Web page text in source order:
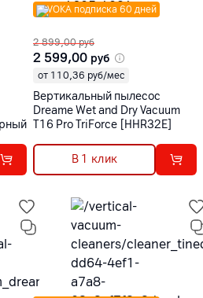
VOKA подписка 60 дней
2 899,00 руб
2 599,00 руб
от 110,36 руб/мес
Вертикальный пылесос
Dreame Wet and Dry Vacuum
T16 Pro TriForce [HHR32E]
В 1 клик